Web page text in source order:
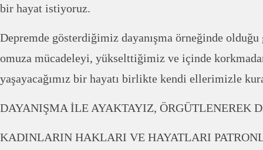
bir hayat istiyoruz.
Depremde gösterdiğimiz dayanışma örneğinde
omuza mücadeleyi, yükselttiğimiz ve içinde
yaşayacağımız bir hayatı birlikte kendi ellerimizle
DAYANIŞMA İLE AYAKTAYIZ, ÖRGÜTLENEREK
KADINLARIN HAKLARI VE HAYATLARI